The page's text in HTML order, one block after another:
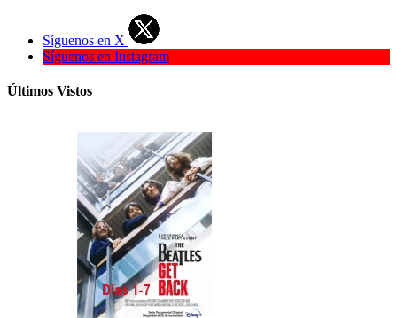
Síguenos en X
Síguenos en Instagram
Últimos Vistos